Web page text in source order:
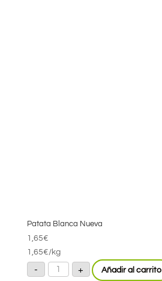
Patata Blanca Nueva
1,65€
1,65€/kg
-
Patata
Blanca
+ Añadir al carrito